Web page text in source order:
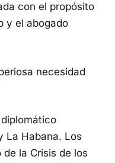
con el propósito
y el abogado
necesidad
La Habana. Los
la Crisis de los